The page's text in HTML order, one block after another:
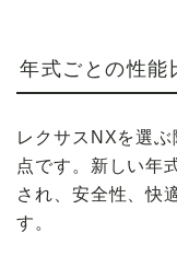
年式ごとの性能
レクサスNXを選
点です。新しい年
され、安全性、快
す。